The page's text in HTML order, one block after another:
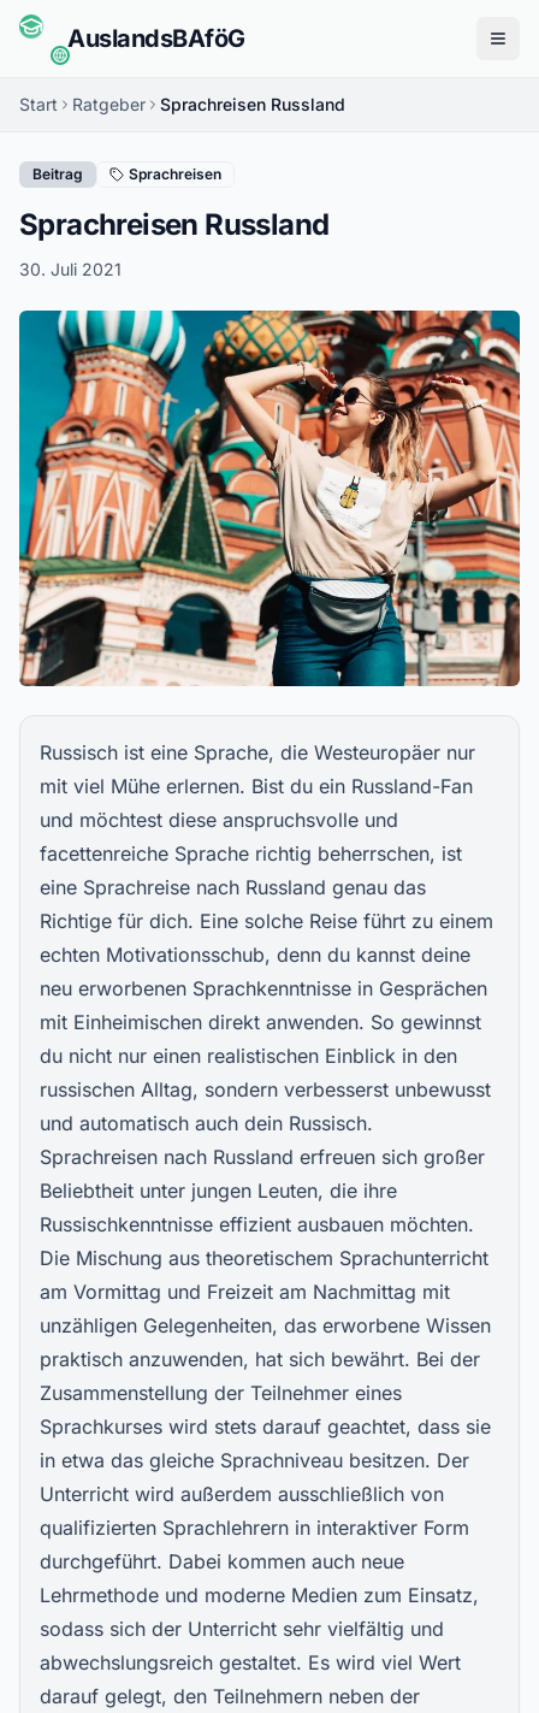
AuslandsBAföG
Start Ratgeber Sprachreisen Russland
Beitrag Sprachreisen
Sprachreisen Russland
30. Juli 2021
Russisch ist eine Sprache, die Westeuropäer nur
mit viel Mühe erlernen. Bist du ein Russland-Fan
und möchtest diese anspruchsvolle und
facettenreiche Sprache richtig beherrschen, ist
eine Sprachreise nach Russland genau das
Richtige für dich. Eine solche Reise führt zu einem
echten Motivationsschub, denn du kannst deine
neu erworbenen Sprachkenntnisse in Gesprächen
mit Einheimischen direkt anwenden. So gewinnst
du nicht nur einen realistischen Einblick in den
russischen Alltag, sondern verbesserst unbewusst
und automatisch auch dein Russisch.
Sprachreisen nach Russland erfreuen sich großer
Beliebtheit unter jungen Leuten, die ihre
Russischkenntnisse effizient ausbauen möchten.
Die Mischung aus theoretischem Sprachunterricht
am Vormittag und Freizeit am Nachmittag mit
unzähligen Gelegenheiten, das erworbene Wissen
praktisch anzuwenden, hat sich bewährt. Bei der
Zusammenstellung der Teilnehmer eines
Sprachkurses wird stets darauf geachtet, dass sie
in etwa das gleiche Sprachniveau besitzen. Der
Unterricht wird außerdem ausschließlich von
qualifizierten Sprachlehrern in interaktiver Form
durchgeführt. Dabei kommen auch neue
Lehrmethode und moderne Medien zum Einsatz,
sodass sich der Unterricht sehr vielfältig und
abwechslungsreich gestaltet. Es wird viel Wert
darauf gelegt, den Teilnehmern neben der